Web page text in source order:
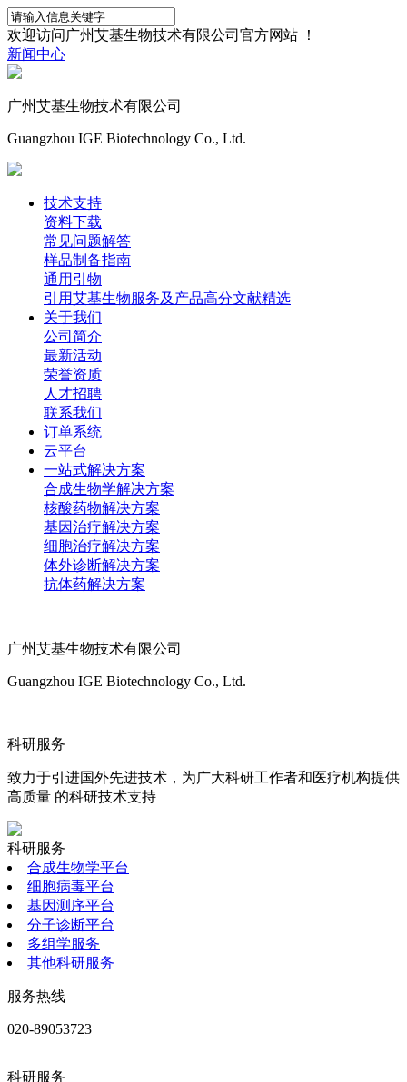
欢迎访问广州艾基生物技术有限公司官方网站 ！
新闻中心
广州艾基生物技术有限公司
Guangzhou IGE Biotechnology Co., Ltd.
技术支持
资料下载
常见问题解答
样品制备指南
通用引物
引用艾基生物服务及产品高分文献精选
关于我们
公司简介
最新活动
荣誉资质
人才招聘
联系我们
订单系统
云平台
一站式解决方案
合成生物学解决方案
核酸药物解决方案
基因治疗解决方案
细胞治疗解决方案
体外诊断解决方案
抗体药解决方案
广州艾基生物技术有限公司
Guangzhou IGE Biotechnology Co., Ltd.
科研服务
致力于引进国外先进技术，为广大科研工作者和医疗机构提供
高质量 的科研技术支持
科研服务
合成生物学平台
细胞病毒平台
基因测序平台
分子诊断平台
多组学服务
其他科研服务
服务热线
020-89053723
科研服务